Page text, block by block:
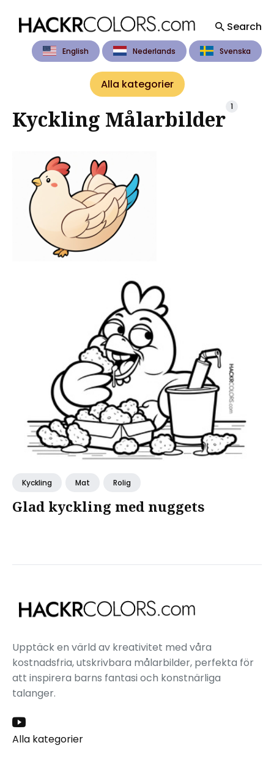
Search
English Nederlands Svenska
Search
Alla kategorier
Kyckling Målarbilder 1
Kyckling Mat Rolig
Glad kyckling med nuggets
Upptäck en värld av kreativitet med våra
kostnadsfria, utskrivbara målarbilder, perfekta för
att inspirera barns fantasi och konstnärliga
talanger.
Alla kategorier